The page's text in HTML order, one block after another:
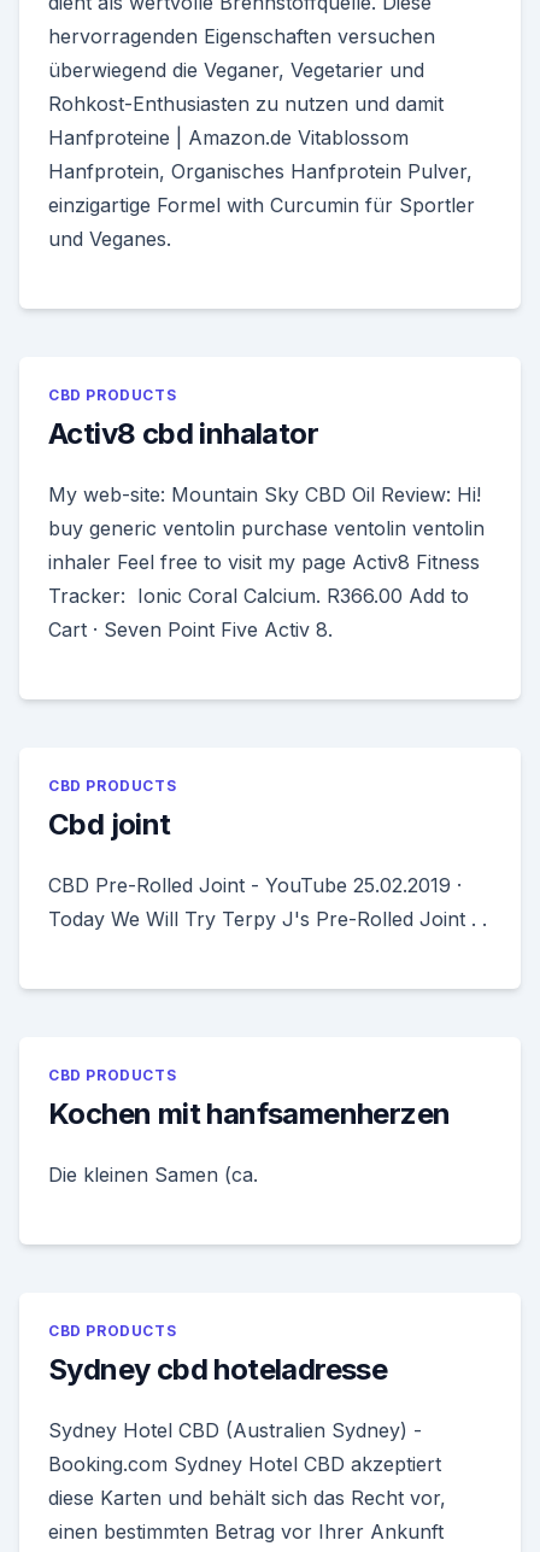
hervorragenden Eigenschaften versuchen
überwiegend die Veganer, Vegetarier und
Rohkost-Enthusiasten zu nutzen und damit
Hanfproteine | Amazon.de Vitablossom
Hanfprotein, Organisches Hanfprotein Pulver,
einzigartige Formel with Curcumin für Sportler
und Veganes.
CBD PRODUCTS
Activ8 cbd inhalator
My web-site: Mountain Sky CBD Oil Review: Hi!
buy generic ventolin purchase ventolin ventolin
inhaler Feel free to visit my page Activ8 Fitness
Tracker: Ionic Coral Calcium. R366.00 Add to
Cart · Seven Point Five Activ 8.
CBD PRODUCTS
Cbd joint
CBD Pre-Rolled Joint - YouTube 25.02.2019 ·
Today We Will Try Terpy J's Pre-Rolled Joint . .
CBD PRODUCTS
Kochen mit hanfsamenherzen
Die kleinen Samen (ca.
CBD PRODUCTS
Sydney cbd hoteladresse
Sydney Hotel CBD (Australien Sydney) -
Booking.com Sydney Hotel CBD akzeptiert
diese Karten und behält sich das Recht vor,
einen bestimmten Betrag vor Ihrer Ankunft